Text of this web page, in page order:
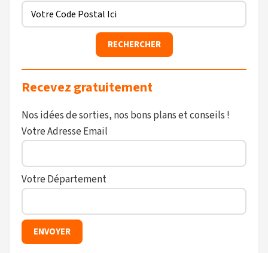
Recevez gratuitement
Nos idées de sorties, nos bons plans et conseils !
Votre Adresse Email
Votre Département